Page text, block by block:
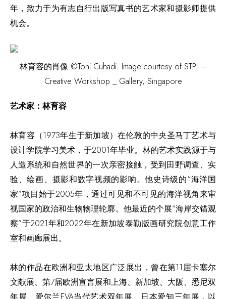
年，致力于为有志自行出版写真书的艺术家和摄影师提供
机会。
林育容的肖像 ©️Toni Cuhadi. Image courtesy of STPI –
Creative Workshop _ Gallery, Singapore
艺术家：林育容
林育容（1973年生于新加坡）在伦敦的中央圣马丁艺术与
设计学院学习美术，于2001年毕业。林的艺术实践源于与
人造系统和自然世界的一次亲密接触，受到田野调查、实
验、绘画、摄影和数字视频的影响。他史诗级的“海洋国
家”项目始于2005年，通过可见和不可见的海洋视角来审
视国家的政治和生物物理轮廓。他最近的个展“海岸交错观
察”于2021年和2022年在新加坡泰勒版画研究院创意工作
室和画廊展出。
林的作品在欧洲和亚太地区广泛展出，曾在第11届卡塞尔
文献展、第7届欧洲宣言展和上海、新加坡、大阪、悉尼双